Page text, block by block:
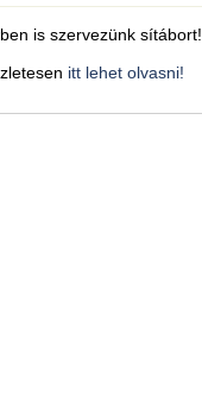
is szervezünk sítábort!
itt lehet olvasni!